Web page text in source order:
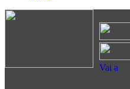
Vai a